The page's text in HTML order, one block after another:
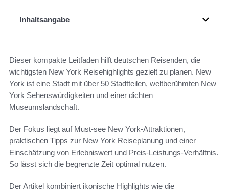
Inhaltsangabe
Dieser kompakte Leitfaden hilft deutschen Reisenden, die
wichtigsten New York Reisehighlights gezielt zu planen. New
York ist eine Stadt mit über 50 Stadtteilen, weltberühmten New
York Sehenswürdigkeiten und einer dichten
Museumslandschaft.
Der Fokus liegt auf Must-see New York-Attraktionen,
praktischen Tipps zur New York Reiseplanung und einer
Einschätzung von Erlebniswert und Preis-Leistungs-Verhältnis.
So lässt sich die begrenzte Zeit optimal nutzen.
Der Artikel kombiniert ikonische Highlights wie die